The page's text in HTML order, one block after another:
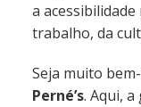
a acessibilidade
trabalho, da
Seja muito
Perné’s. Aqui,